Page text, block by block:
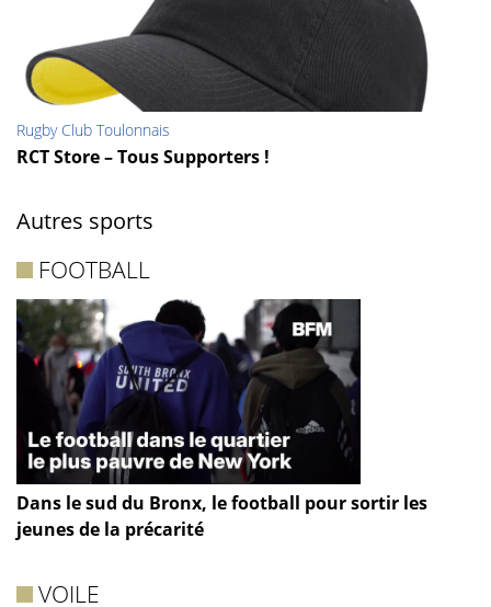
Rugby Club Toulonnais
RCT Store – Tous Supporters !
Autres sports
FOOTBALL
Dans le sud du Bronx, le football pour sortir les
jeunes de la précarité
VOILE